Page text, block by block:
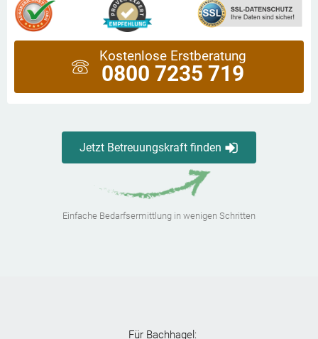
Kostenlose Erstberatung
0800 7235 719
Jetzt Betreuungskraft finden
Einfache Bedarfsermittlung in wenigen Schritten
Für Bachhagel :